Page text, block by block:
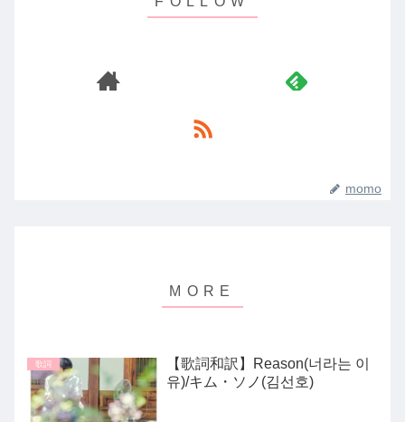
momo
歌詞
【歌詞和訳】Reason(너라는 이
유)/キム・ソノ(김선호)